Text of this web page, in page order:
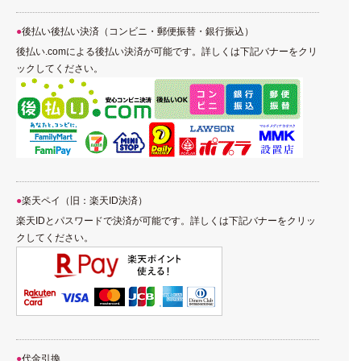
後払い後払い決済（コンビニ・郵便振替・銀行振込）
後払い.comによる後払い決済が可能です。詳しくは下記バナーをクリ
ックしてください。
楽天ペイ（旧：楽天ID決済）
楽天IDとパスワードで決済が可能です。詳しくは下記バナーをクリッ
クしてください。